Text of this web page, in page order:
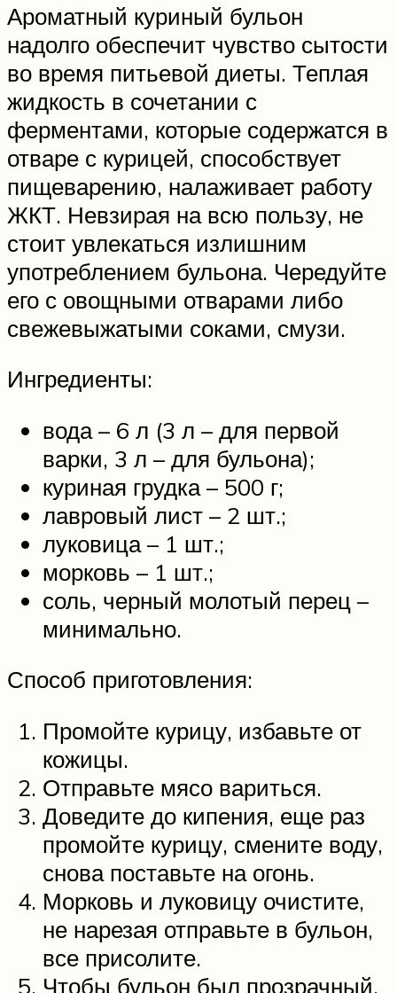
Ароматный куриный бульон
надолго обеспечит чувство сытости
во время питьевой диеты. Теплая
жидкость в сочетании с
ферментами, которые содержатся в
отваре с курицей, способствует
пищеварению, налаживает работу
ЖКТ. Невзирая на всю пользу, не
стоит увлекаться излишним
употреблением бульона. Чередуйте
его с овощными отварами либо
свежевыжатыми соками, смузи.
Ингредиенты:
вода – 6 л (3 л – для первой
варки, 3 л – для бульона);
куриная грудка – 500 г;
лавровый лист – 2 шт.;
луковица – 1 шт.;
морковь – 1 шт.;
соль, черный молотый перец –
минимально.
Способ приготовления:
Промойте курицу, избавьте от
кожицы.
Отправьте мясо вариться.
Доведите до кипения, еще раз
промойте курицу, смените воду,
снова поставьте на огонь.
Морковь и луковицу очистите,
не нарезая отправьте в бульон,
все присолите.
Чтобы бульон был прозрачный,